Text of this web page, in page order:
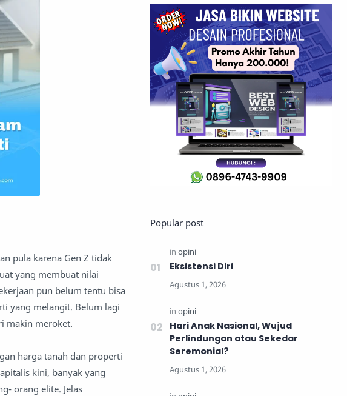
pula karena Gen Z tidak
yang membuat nilai
pun belum tentu bisa
yang melangit. Belum lagi
makin meroket.
harga tanah dan properti
kini, banyak yang
orang elite. Jelas
Popular post
Eksistensi Diri
Hari Anak Nasional, Wujud
Perlindungan atau Sekedar
Seremonial?